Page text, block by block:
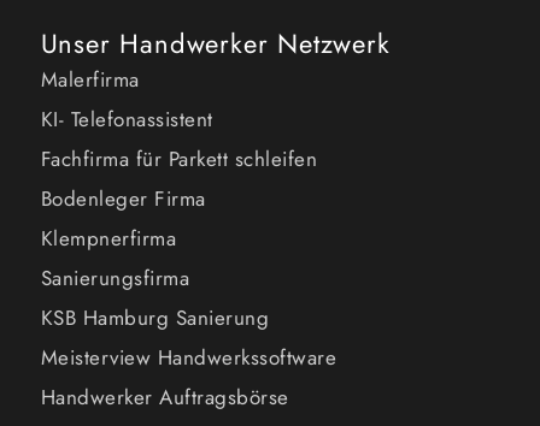
Unser Handwerker Netzwerk
Malerfirma
KI- Telefonassistent
Fachfirma für Parkett schleifen
Bodenleger Firma
Klempnerfirma
Sanierungsfirma
KSB Hamburg Sanierung
Meisterview Handwerkssoftware
Handwerker Auftragsbörse